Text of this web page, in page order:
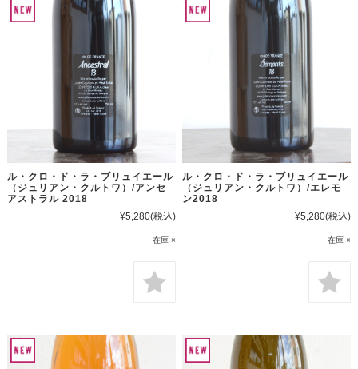
ル・クロ・ド・ラ・ブリュイエール
（ジュリアン・クルトワ）/アンセ
アストラル 2018
¥5,280(税込)
在庫 ×
ル・クロ・ド・ラ・ブリュイエール
（ジュリアン・クルトワ）/エレモ
ン2018
¥5,280(税込)
在庫 ×